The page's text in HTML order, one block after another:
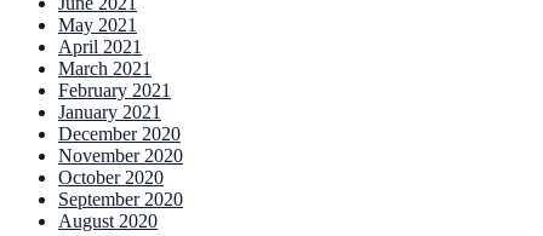
May 2021
April 2021
March 2021
February 2021
January 2021
December 2020
November 2020
October 2020
September 2020
August 2020